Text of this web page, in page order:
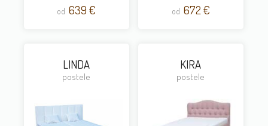
od 639 € od 672 €
LINDA
postele
KIRA
postele